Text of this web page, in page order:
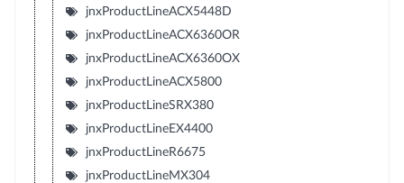
jnxProductLineACX5448D
jnxProductLineACX6360OR
jnxProductLineACX6360OX
jnxProductLineACX5800
jnxProductLineSRX380
jnxProductLineEX4400
jnxProductLineR6675
jnxProductLineMX304